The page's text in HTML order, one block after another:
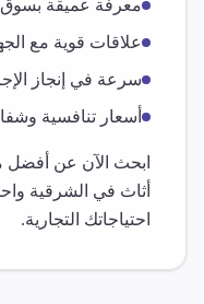
معرفة عميقة بسوق
علاقات قوية مع
سرعة في إنجاز
أسعار تنافسية
ابحث الآن عن
أثاث في الشرقية
احتياجاتك التجارية.